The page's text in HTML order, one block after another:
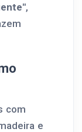
,
com
e